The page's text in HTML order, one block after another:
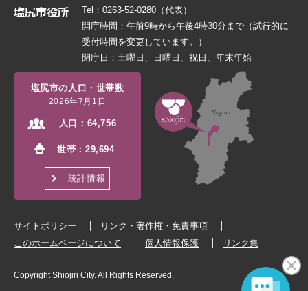
Tel：0263-52-0280（代表）
開庁時間：午前9時から午後4時30分まで（試行的に
受付時間を変更しています。）
閉庁日：土曜日、日曜日、祝日、年末年始
塩尻市の人口・世帯数
2026年7月1日
人口： 64,756
世帯：29,694
統計情報
サイトポリシー
リンク・著作権・免責事項
このホームページについて
個人情報保護 リンク集
Copyright Shiojiri City. All Rights Reserved.